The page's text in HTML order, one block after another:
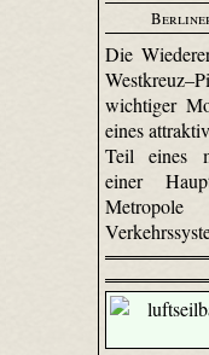
Die
wichtiger
eines
Teil eines
einer